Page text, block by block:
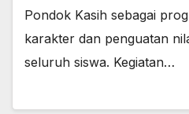
Pondok Kasih sebagai
karakter dan penguatan
seluruh siswa. Kegiatan…